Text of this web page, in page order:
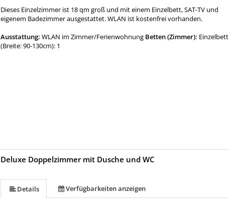
Dieses Einzelzimmer ist 18 qm groß und mit einem Einzelbett, SAT-TV und
eigenem Badezimmer ausgestattet. WLAN ist kostenfrei vorhanden.
Ausstattung:WLAN im Zimmer/Ferienwohnung Betten (Zimmer): Einzelbett
(Breite: 90-130cm): 1
Deluxe Doppelzimmer mit Dusche und WC
Details Verfügbarkeiten anzeigen